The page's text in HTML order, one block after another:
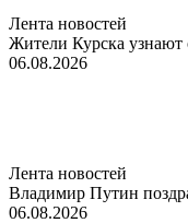
Лента новостей
Жители Курска
06.08.2026
Лента новостей
Владимир Путин
06.08.2026